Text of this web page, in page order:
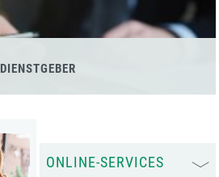
DIENSTGEBER
ONLINE-SERVICES